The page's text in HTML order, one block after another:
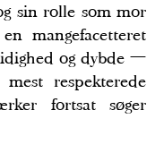
sin rolle som mor
mangefacetteret
og dybde —
respekterede
fortsat søger